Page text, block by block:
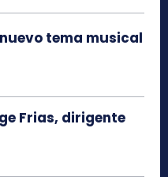
tema musical
Frias, dirigente